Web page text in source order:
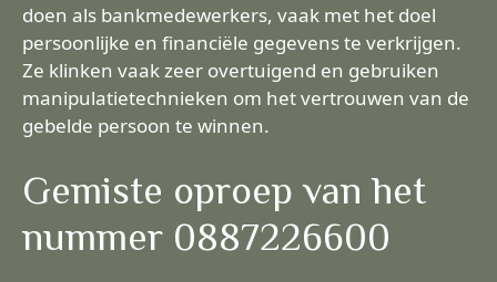
doen als bankmedewerkers, vaak met het doel
persoonlijke en financiële gegevens te verkrijgen.
Ze klinken vaak zeer overtuigend en gebruiken
manipulatietechnieken om het vertrouwen van de
gebelde persoon te winnen.
Gemiste oproep van het
nummer 0887226600